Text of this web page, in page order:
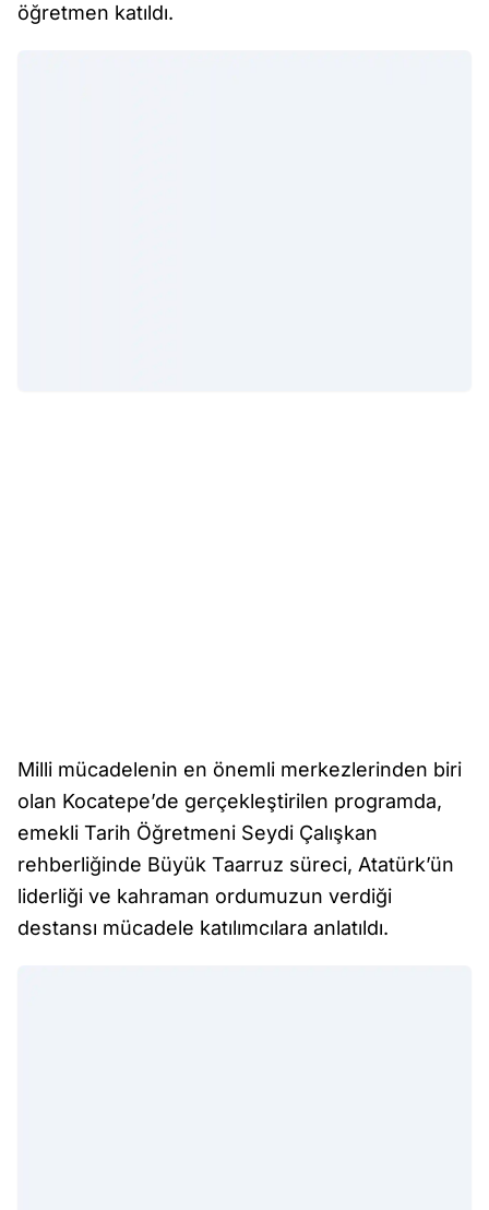
öğretmen katıldı.
Milli mücadelenin en önemli merkezlerinden biri
olan Kocatepe’de gerçekleştirilen programda,
emekli Tarih Öğretmeni Seydi Çalışkan
rehberliğinde Büyük Taarruz süreci, Atatürk’ün
liderliği ve kahraman ordumuzun verdiği
destansı mücadele katılımcılara anlatıldı.